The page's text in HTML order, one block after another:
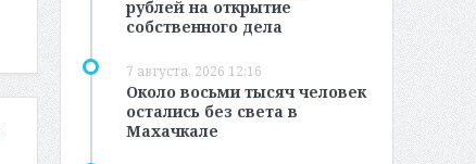
рублей на открытие
собственного дела
7 августа, 2026 12:16
Около восьми тысяч человек
остались без света в
Махачкале